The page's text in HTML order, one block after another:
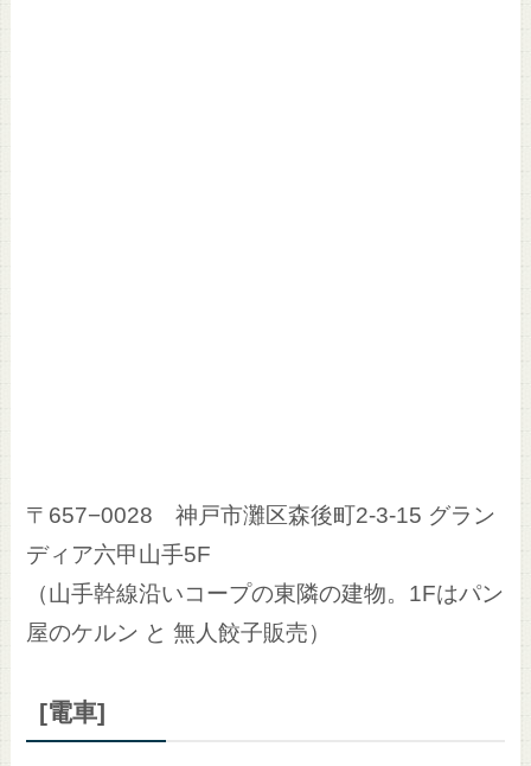
〒657−0028 神戸市灘区森後町2-3-15 グラン
ディア六甲山手5F
（山手幹線沿いコープの東隣の建物。1Fはパン
屋のケルン と 無人餃子販売）
[電車]